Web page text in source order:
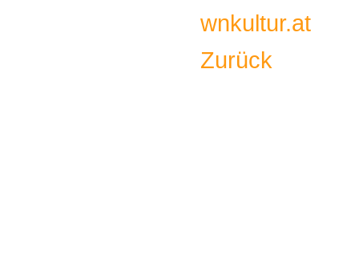
wnkultur.at
Zurück